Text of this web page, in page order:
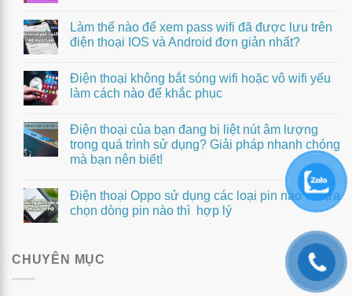
Làm thế nào để xem pass wifi đã được lưu trên
điện thoại IOS và Android đơn giản nhất?
Điện thoại không bắt sóng wifi hoặc vô wifi yếu
làm cách nào để khắc phục
Điện thoại của bạn đang bị liệt nút âm lượng
trong quá trình sử dụng? Giải pháp nhanh chóng
mà bạn nên biết!
Điện thoại Oppo sử dụng các loại pin nào và lựa
chọn dòng pin nào thì hợp lý
CHUYÊN MỤC